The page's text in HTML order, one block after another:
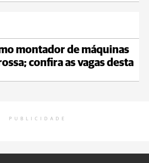
montador de máquinas
confira as vagas desta
PUBLICIDADE